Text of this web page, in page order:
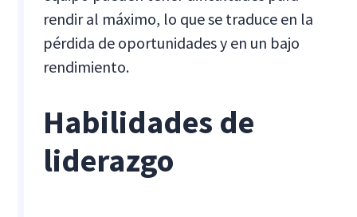
rendir al máximo, lo que se traduce en la
pérdida de oportunidades y en un bajo
rendimiento.
Habilidades de
liderazgo